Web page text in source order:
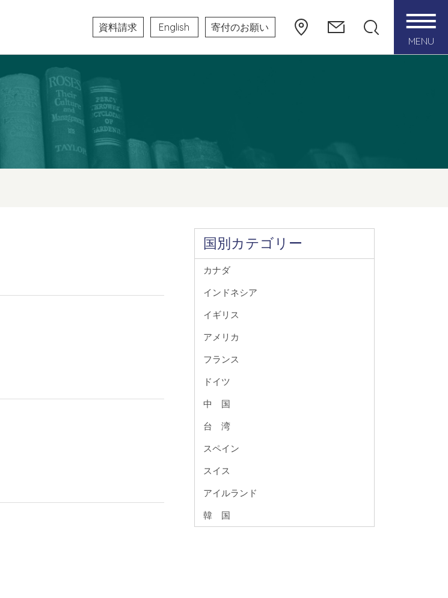
資料請求 English
寄付のお願い
MENU
国別カテゴリー
カナダ
インドネシア
イギリス
アメリカ
フランス
ドイツ
中 国
台 湾
スペイン
スイス
アイルランド
韓 国